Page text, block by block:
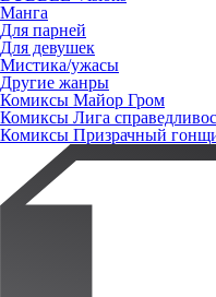
Манга
Для парней
Для девушек
Мистика/ужасы
Другие жанры
Комиксы Майор Гром
Комиксы Лига
Комиксы Призрачный